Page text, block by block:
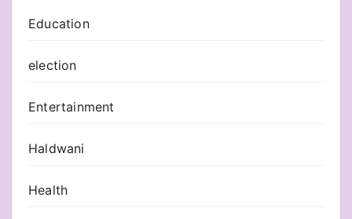
Education
election
Entertainment
Haldwani
Health